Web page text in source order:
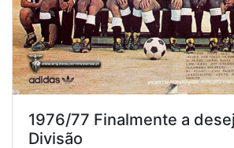
1976/77 Finalmente a
Divisão